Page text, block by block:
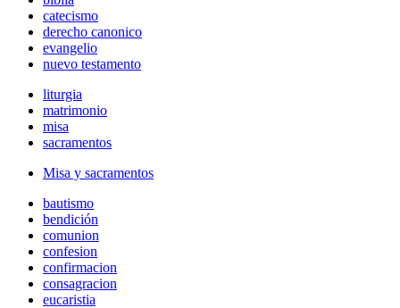
catecismo
derecho canonico
evangelio
nuevo testamento
liturgia
matrimonio
misa
sacramentos
Misa y sacramentos
bautismo
bendición
comunion
confesion
confirmacion
consagracion
eucaristia